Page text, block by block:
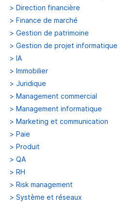
> Direction financière
> Finance de marché
> Gestion de patrimoine
> Gestion de projet informatique
> IA
> Immobilier
> Juridique
> Management commercial
> Management informatique
> Marketing et communication
> Paie
> Produit
> QA
> RH
> Risk management
> Système et réseaux